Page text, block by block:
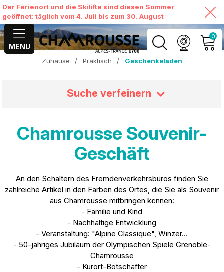
Der Ferienort und die Skilifte sind diesen Sommer
geöffnet: täglich vom 4. Juli bis zum 30. August
MENU
0
MEIN KONTO
MEINEN WARENKORB
Zuhause / Praktisch / Geschenkeladen
Suche verfeinern
Chamrousse Souvenir-
Geschäft
An den Schaltern des Fremdenverkehrsbüros finden Sie
zahlreiche Artikel in den Farben des Ortes, die Sie als Souvenir
aus Chamrousse mitbringen können:
- Familie und Kind
- Nachhaltige Entwicklung
- Veranstaltung: "Alpine Classique", Winzer...
- 50-jähriges Jubiläum der Olympischen Spiele Grenoble-
Chamrousse
- Kurort-Botschafter